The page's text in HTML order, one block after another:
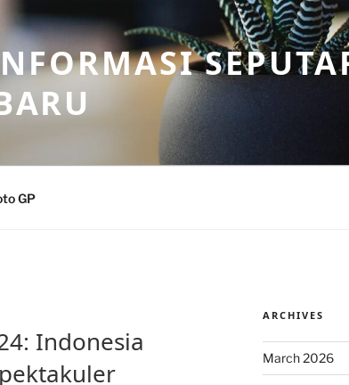
GP
Indonesia
ARCHIVES
March 2026